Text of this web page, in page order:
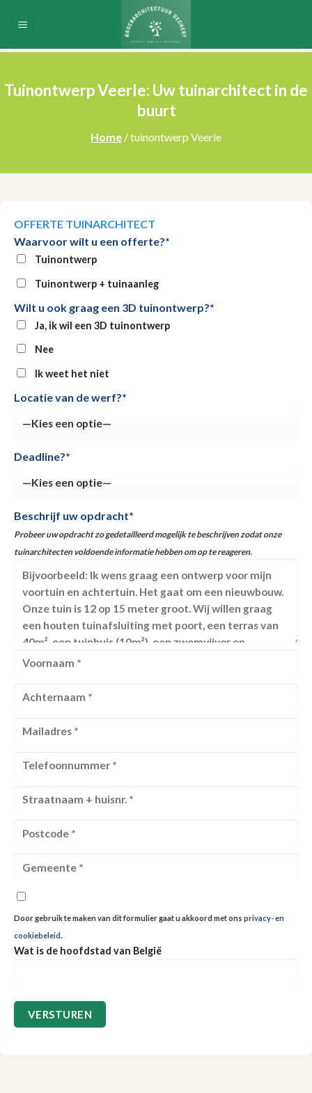
Tuinontwerp Veerle: Uw tuinarchitect in de
buurt
Home / tuinontwerp Veerle
OFFERTE TUINARCHITECT
Waarvoor wilt u een offerte?*
Tuinontwerp
Tuinontwerp + tuinaanleg
Wilt u ook graag een 3D tuinontwerp?*
Ja, ik wil een 3D tuinontwerp
Nee
Ik weet het niet
Locatie van de werf?*
Deadline?*
Beschrijf uw opdracht*
Probeer uw opdracht zo gedetailleerd mogelijk te beschrijven zodat onze
tuinarchitecten voldoende informatie hebben om op te reageren.
Door gebruik te maken van dit formulier gaat u akkoord met ons privacy- en
cookiebeleid.
Wat is de hoofdstad van België